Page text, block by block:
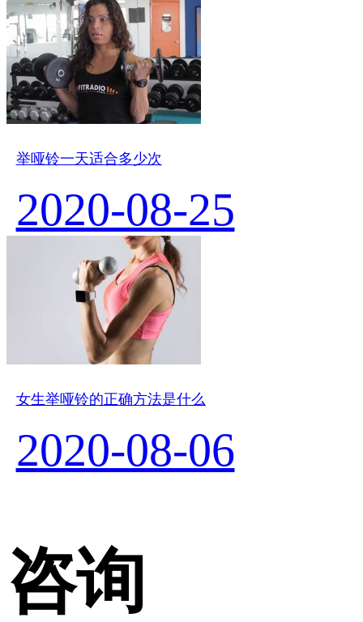
举哑铃一天适合多少次
2020-08-25
女生举哑铃的正确方法是什么
2020-08-06
咨询